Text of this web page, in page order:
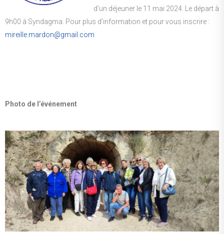
d’un déjeuner le 11 mai 2024. Le départ à
9h00 à Syndagma. Pour plus d’information et pour vous inscrire :
mireille.mardon@gmail.com
Photo de l’événement